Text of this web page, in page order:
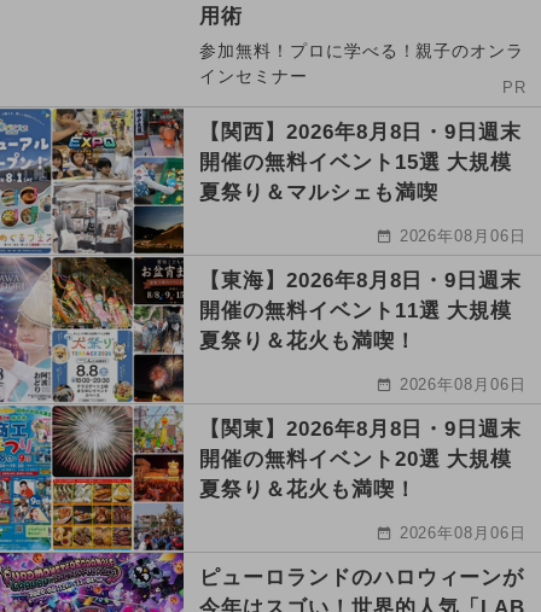
用術
参加無料！プロに学べる！親子のオンラ
インセミナー
PR
【関西】2026年8月8日・9日週末
開催の無料イベント15選 大規模
夏祭り＆マルシェも満喫
2026年08月06日
【東海】2026年8月8日・9日週末
開催の無料イベント11選 大規模
夏祭り＆花火も満喫！
2026年08月06日
【関東】2026年8月8日・9日週末
開催の無料イベント20選 大規模
夏祭り＆花火も満喫！
2026年08月06日
ピューロランドのハロウィーンが